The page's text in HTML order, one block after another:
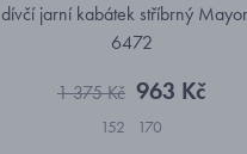
dívčí jarní kabátek stříbrný
6472
1 375 Kč 963 Kč
152 170